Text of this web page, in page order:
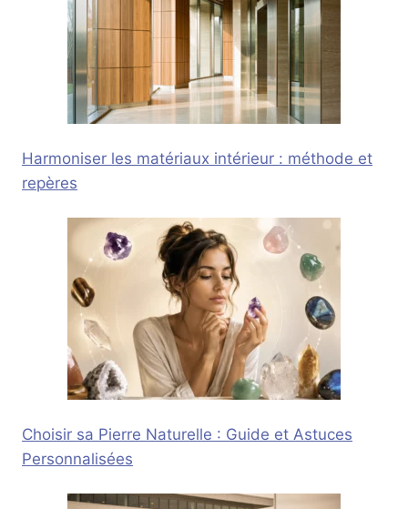
Harmoniser les matériaux intérieur : méthode et
repères
Choisir sa Pierre Naturelle : Guide et Astuces
Personnalisées